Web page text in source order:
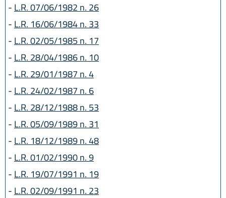
L.R. 18 luglio 2014 n. 17
L.R. 21 ottobre 2015, n. 17
L.R. 23 dicembre 2016, n. 25
L.R. 1 agosto 2017, n. 18
L.R. 27 dicembre 2017, n. 25
L.R. 27 luglio 2018, n. 11
L.R. 22 ottobre 2018, n. 14
L.R. 1 agosto 2019, n. 17
L.R. 20 maggio 2021, n. 4
L.R. 28 dicembre 2021 n. 19
L.R. 3 agosto 2022, n. 11
L.R. 12 luglio 2023, n. 7
L.R. 28 luglio 2026, n. 9
- L.R. 07/06/1982 n. 26
- L.R. 16/06/1984 n. 33
- L.R. 02/05/1985 n. 17
- L.R. 28/04/1986 n. 10
- L.R. 29/01/1987 n. 4
- L.R. 24/02/1987 n. 6
- L.R. 28/12/1988 n. 53
- L.R. 05/09/1989 n. 31
- L.R. 18/12/1989 n. 48
- L.R. 01/02/1990 n. 9
- L.R. 19/07/1991 n. 19
- L.R. 02/09/1991 n. 23